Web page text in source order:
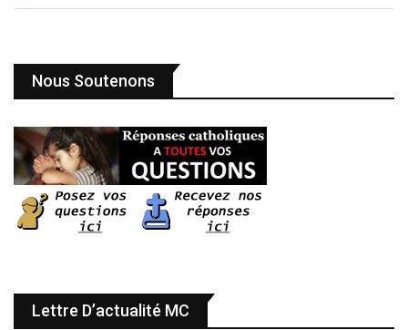
Nous Soutenons
Lettre D’actualité MC